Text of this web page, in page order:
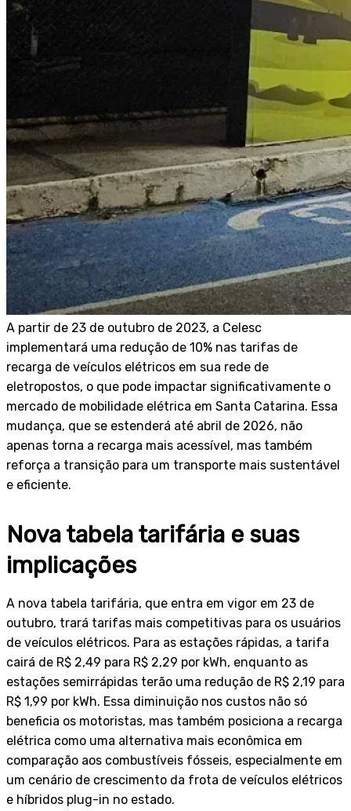
A partir de 23 de outubro de 2023, a Celesc
implementará uma redução de 10% nas tarifas de
recarga de veículos elétricos em sua rede de
eletropostos, o que pode impactar significativamente o
mercado de mobilidade elétrica em Santa Catarina. Essa
mudança, que se estenderá até abril de 2026, não
apenas torna a recarga mais acessível, mas também
reforça a transição para um transporte mais sustentável
e eficiente.
Nova tabela tarifária e suas
implicações
A nova tabela tarifária, que entra em vigor em 23 de
outubro, trará tarifas mais competitivas para os usuários
de veículos elétricos. Para as estações rápidas, a tarifa
cairá de R$ 2,49 para R$ 2,29 por kWh, enquanto as
estações semirrápidas terão uma redução de R$ 2,19 para
R$ 1,99 por kWh. Essa diminuição nos custos não só
beneficia os motoristas, mas também posiciona a recarga
elétrica como uma alternativa mais econômica em
comparação aos combustíveis fósseis, especialmente em
um cenário de crescimento da frota de veículos elétricos
e híbridos plug-in no estado.